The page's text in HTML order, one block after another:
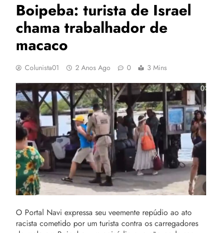
Boipeba: turista de Israel
chama trabalhador de
macaco
Colunista01 2 Anos Ago 0 3 Mins
O Portal Navi expressa seu veemente repúdio ao ato
racista cometido por um turista contra os carregadores